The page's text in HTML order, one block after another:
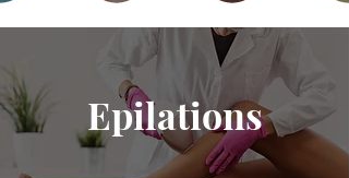
Epilations